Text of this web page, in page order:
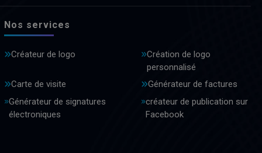
Nos services
Créateur de logo
Création de logo
personnalisé
Carte de visite
Générateur de factures
Générateur de signatures
électroniques
créateur de publication sur
Facebook